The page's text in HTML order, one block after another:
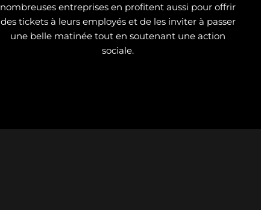
nombreuses entreprises en profitent aussi pour offrir
des tickets à leurs employés et de les inviter à passer
une belle matinée tout en soutenant une action
sociale.